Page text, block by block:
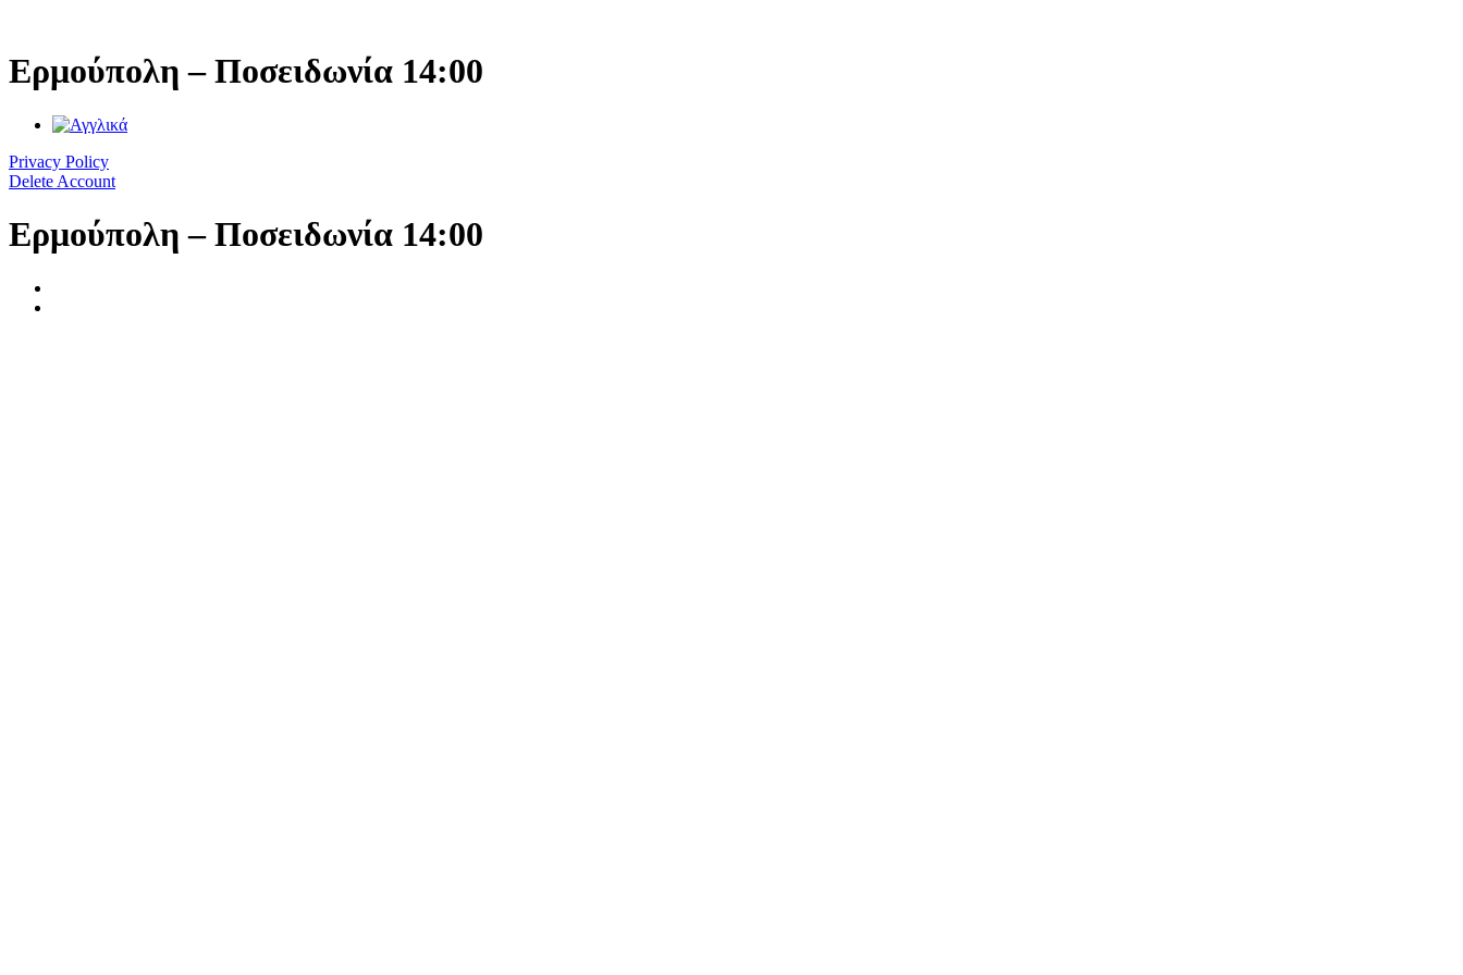
περιεχόμενο
Ερμούπολη – Ποσειδωνία 14:00
Privacy Policy
Delete Account
Ερμούπολη – Ποσειδωνία 14:00